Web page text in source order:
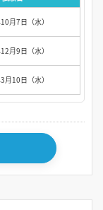
月7日（水）
月9日（水）
月10日（水）